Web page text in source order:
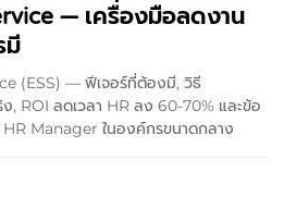
— เครื่องมือลดงาน
มี
(ESS) — ฟีเจอร์ที่ต้องมี, วิธี
ROI ลดเวลา HR ลง 60-70% และข้อ
HR Manager ในองค์กรขนาดกลาง